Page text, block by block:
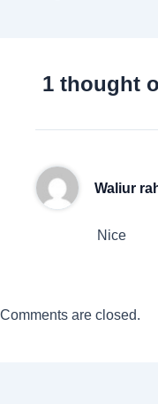
1 thought on
Waliur
Nice
Comments are closed.